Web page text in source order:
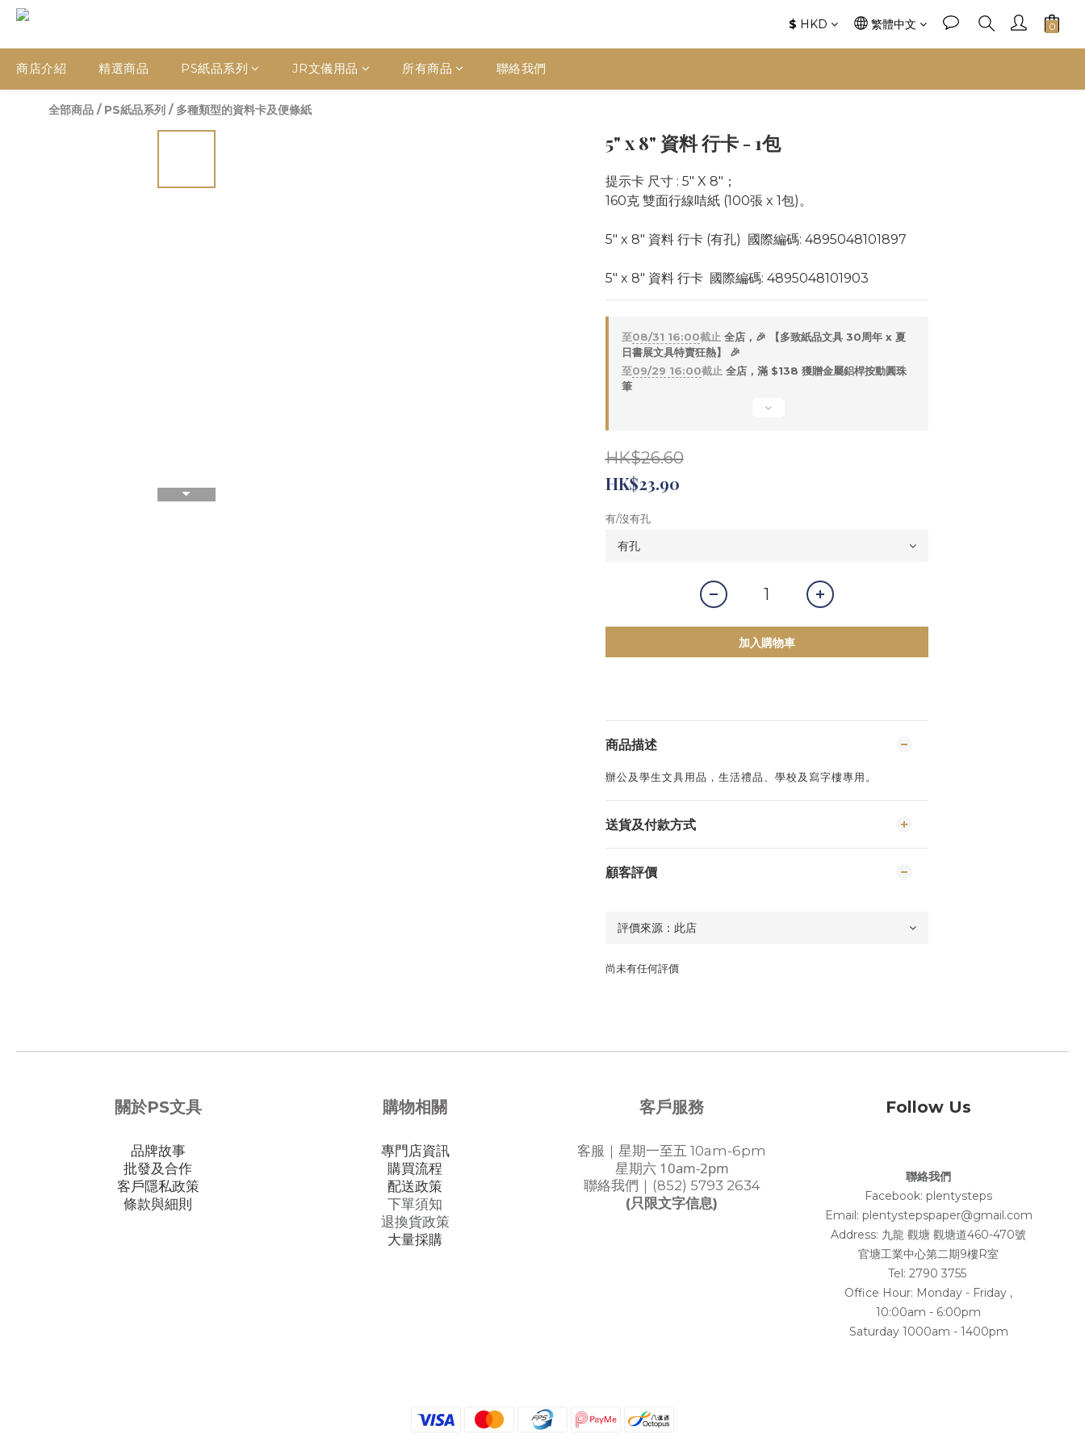
$ HKD 繁體中文
商店介紹 精選商品 PS紙品系列 JR文儀用品 所有商品 聯絡我們
全部商品 / PS紙品系列 / 多種類型的資料卡及便條紙
5" x 8" 資料 行卡 - 1包
提示卡 尺寸 : 5" X 8"；
160克 雙面行線咭紙 (100張 x 1包)。
5" x 8" 資料 行卡 (有孔)  國際編碼: 4895048101897
5" x 8" 資料 行卡  國際編碼: 4895048101903
至08/31 16:00截止 全店，🎉 【多致紙品文具 30周年 x 夏
日書展文具特賣狂熱】 🎉
至09/29 16:00截止 全店，滿 $138 獲贈金屬鋁桿按動圓珠
筆
HK$26.60
HK$23.90
有/沒有孔
加入購物車
商品描述
辦公及學生文具用品，生活禮品、學校及寫字樓專用。
送貨及付款方式
顧客評價
尚未有任何評價
關於PS文具
品牌故事
批發及合作
客戶隱私政策
條款與細則
購物相關
專門店資訊
購買流程
配送政策
下單須知
退換貨政策
大量採購
客戶服務
客服｜星期一至五 10am-6pm
星期六 10am-2pm
聯絡我們｜(852) 5793 2634
(只限文字信息)
Follow Us
聯絡我們
Facebook: plentysteps
Email: plentystepspaper@gmail.com
Address: 九龍 觀塘 觀塘道460-470號
官塘工業中心第二期9樓R室
Tel: 2790 3755
Office Hour: Monday - Friday ,
10:00am - 6:00pm
Saturday 1000am - 1400pm